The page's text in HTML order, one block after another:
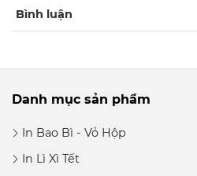
Bình luận
Danh mục sản phẩm
In Bao Bì - Vỏ Hộp
In Lì Xì Tết